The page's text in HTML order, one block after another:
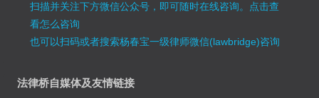
扫描并关注下方微信公众号，即可随时在线咨询。 点击查
看怎么咨询
也可以扫码或者搜索杨春宝一级律师微信(lawbridge)咨询
法律桥自媒体及友情链接